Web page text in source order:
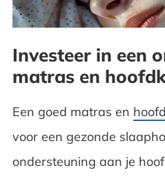
Investeer in een
matras en
Een goed matras en
voor een gezonde
ondersteuning aan je